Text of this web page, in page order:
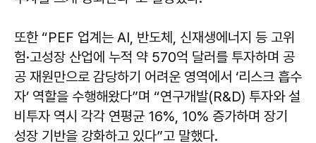
또한 “PEF 업계는 AI, 반도체, 신재생에너지 등 고위
험·고성장 산업에 누적 약 570억 달러를 투자하며 공
공 재원만으로 감당하기 어려운 영역에서 ‘리스크 흡수
자’ 역할을 수행해왔다”며 “연구개발(R&D) 투자와 설
비투자 역시 각각 연평균 16%, 10% 증가하며 장기
성장 기반을 강화하고 있다”고 말했다.